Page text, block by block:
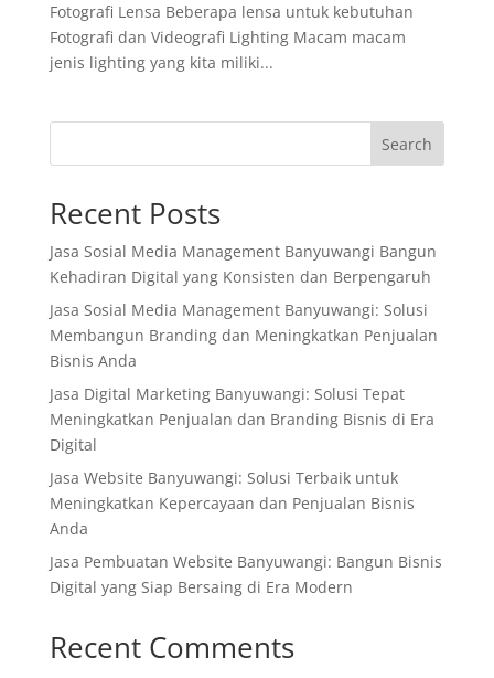
Fotografi Lensa Beberapa lensa untuk kebutuhan
Fotografi dan Videografi Lighting Macam macam
jenis lighting yang kita miliki...
Search
Recent Posts
Jasa Sosial Media Management Banyuwangi Bangun
Kehadiran Digital yang Konsisten dan Berpengaruh
Jasa Sosial Media Management Banyuwangi: Solusi
Membangun Branding dan Meningkatkan Penjualan
Bisnis Anda
Jasa Digital Marketing Banyuwangi: Solusi Tepat
Meningkatkan Penjualan dan Branding Bisnis di Era
Digital
Jasa Website Banyuwangi: Solusi Terbaik untuk
Meningkatkan Kepercayaan dan Penjualan Bisnis
Anda
Jasa Pembuatan Website Banyuwangi: Bangun Bisnis
Digital yang Siap Bersaing di Era Modern
Recent Comments